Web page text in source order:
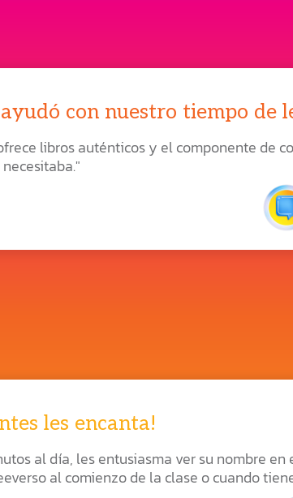
con nuestro tiempo de
libros auténticos y el componente de
les encanta!
al día, les entusiasma ver su nombre
al comienzo de la clase o cuando